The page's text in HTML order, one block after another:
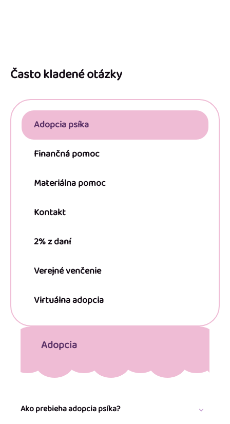
Často kladené otázky
Adopcia psíka
Finančná pomoc
Materiálna pomoc
Kontakt
2% z daní
Verejné venčenie
Virtuálna adopcia
Adopcia
Ako prebieha adopcia psíka?